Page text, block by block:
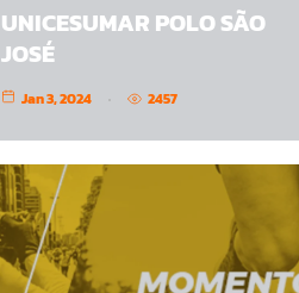
UNICESUMAR POLO SÃO
JOSÉ
Jan 3, 2024 2457